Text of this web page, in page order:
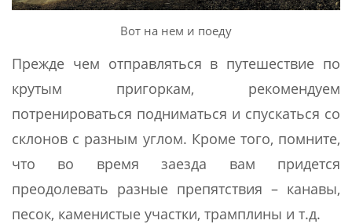
Вот на нем и поеду
Прежде чем отправляться в путешествие по
крутым пригоркам, рекомендуем
потренироваться подниматься и спускаться со
склонов с разным углом. Кроме того, помните,
что во время заезда вам придется
преодолевать разные препятствия – канавы,
песок, каменистые участки, трамплины и т.д.